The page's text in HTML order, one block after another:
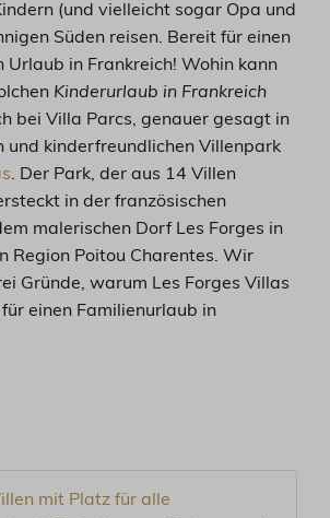
(und vielleicht sogar Opa und
Süden reisen. Bereit für einen
Urlaub in Frankreich! Wohin kann
Kinderurlaub in Frankreich
bei Villa Parcs, genauer gesagt in
und kinderfreundlichen Villenpark
. Der Park, der aus 14 Villen
in der französischen
malerischen Dorf Les Forges in
Region Poitou Charentes. Wir
Gründe, warum Les Forges Villas
einen Familienurlaub in
mit Platz für alle